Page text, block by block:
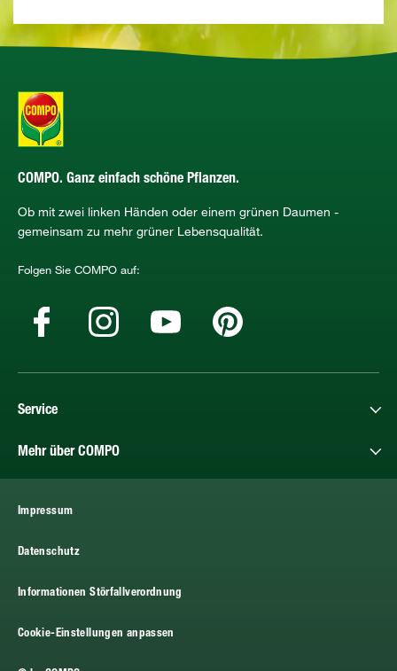
COMPO. Ganz einfach schöne Pflanzen.
Ob mit zwei linken Händen oder einem grünen Daumen -
gemeinsam zu mehr grüner Lebensqualität.
Folgen Sie COMPO auf:
Service
Mehr über COMPO
Impressum
Datenschutz
Informationen Störfallverordnung
Cookie-Einstellungen anpassen